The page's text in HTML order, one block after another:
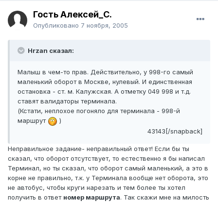
Гость Алексей_С.
Опубликовано 7 ноября, 2005
Hrzan сказал:
Малыш в чем-то прав. Действительно, у 998-го самый
маленький оборот в Москве, нулевый. И единственная
остановка - ст. м. Калужская. А отметку 049 998 и т.д.
ставят валидаторы терминала.
(Кстати, неплохое погоняло для терминала - 998-й
маршрут
)
43143[/snapback]
Неправильное задание- неправильный ответ! Если бы ты
сказал, что оборот отсутствует, то естественно я бы написал
Терминал, но ты сказал, что оборот самый маленький, а это в
корне не правильно, т.к. у Терминала вообще нет оборота, это
не автобус, чтобы круги нарезать и тем более ты хотел
получить в ответ номер маршрута. Так скажи мне на милость